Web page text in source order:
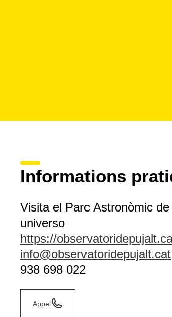
Informations
Visita el Parc Astronòmic
universo
https://
info@observatoridepujalt.cat
938 698 022
Appel